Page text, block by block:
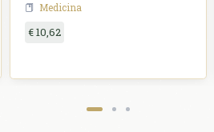
Medicina
€ 10,62